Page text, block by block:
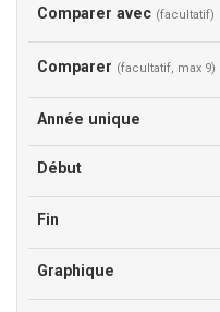
Comparer avec (facultatif)
Comparer (facultatif, max 9)
Année unique
Début
Fin
Graphique